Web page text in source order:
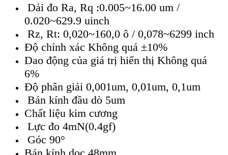
Dải đo Ra, Rq :0.005~16.00 um /
0.020~629.9 uinch
Rz, Rt: 0,020~160,0 ô / 0,078~6299 inch
Độ chính xác Không quá ±10%
Dao động của giá trị hiển thị Không quá
6%
Độ phân giải 0,001um, 0,01um, 0,1um
Bán kính đầu dò 5um
Chất liệu kim cương
Lực đo 4mN(0.4gf)
Góc 90°